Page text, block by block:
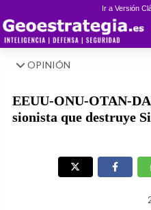
Ir a Versión
OPINIÓN
EEUU-ONU-OTAN-
sionista que destruye